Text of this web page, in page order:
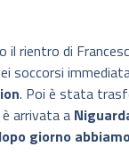
rientro di
. Poi è stata
arrivata a
giorno